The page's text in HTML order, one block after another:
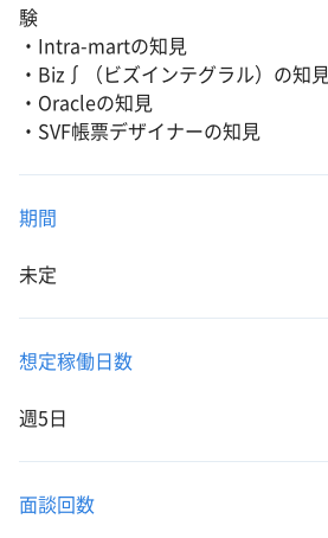
験
・Intra-martの知見
・Biz∫（ビズインテグラル）の知見
・Oracleの知見
・SVF帳票デザイナーの知見
期間
未定
想定稼働日数
週5日
面談回数